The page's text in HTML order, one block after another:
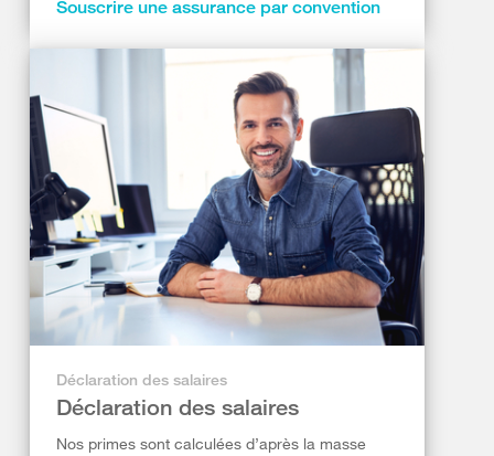
Souscrire une assurance par convention
Déclaration des salaires
Déclaration des salaires
Nos primes sont calculées d’après la masse